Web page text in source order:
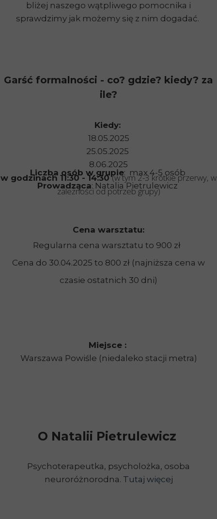
Psychoterapeutka, psycholożka, osoba
neuroróżnorodna. Tutaj więcej
O Natalii Pietrulewicz
Miejsce :
Warszawa Powiśle (niedaleko stacji metra)
Cena warsztatu:
Regularna cena warsztatu to 900 zł
Cena do 30.04.2025 to 800 zł (najniższa cena w
czasie ostatnich 30 dni)
Garść formalności - co? gdzie? kiedy? za
ile?
Liczba osób w grupie: max 4-5 osób
Prowadząca: Natalia Pietrulewicz
bliżej naszego wątpliwego pomocnika i
sprawdzimy jak możemy się z nim dogadać.
Kiedy:
18.05.2025
25.05.2025
8.06.2025
w godzinach 11:30 - 14:30(w tym 2-3 krótkie przerwy, w
zależności od potrzeb grupy)